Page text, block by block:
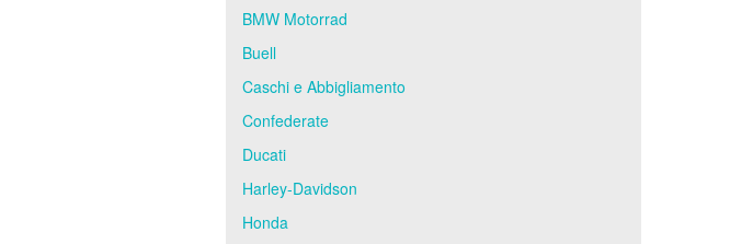
BMW Motorrad
Buell
Caschi e Abbigliamento
Confederate
Ducati
Harley-Davidson
Honda